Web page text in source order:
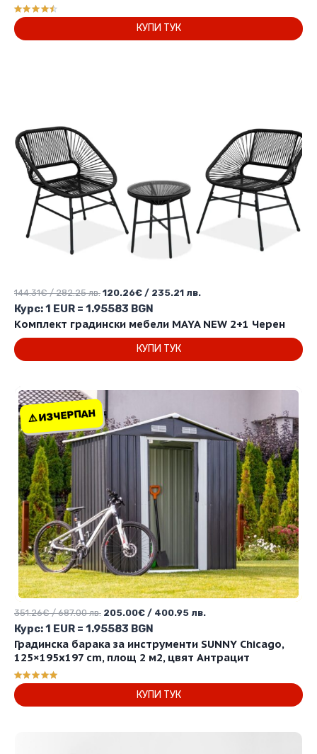
Оценено
с
4.50
1,248.99 лв..
860.57 лв..
КУПИ ТУК
Комплект градински мебели MAYA NEW 2+1 Черен
144.31€/ 282.25 лв. Original
price
was:
282.25 лв..
120.26€ / 235.21 лв.
е:
235.21 лв..
Курс: 1 EUR = 1.95583 BGN
КУПИ ТУК
⚠️ ИЗЧЕРПАН
⚠️ ИЗЧЕРПАН
Градинска барака за инструменти SUNNY Chicago,
125×195х197 cm, площ 2 м2, цвят Антрацит
Оценено с
5.00
от 5
351.26€/ 687.00 лв. Original
price
was:
351.26€
687.00 лв..
205.00€ / 400.95 лв.Текущата
е:
205.00€
400.95 лв..
Курс: 1 EUR = 1.95583 BGN
КУПИ ТУК